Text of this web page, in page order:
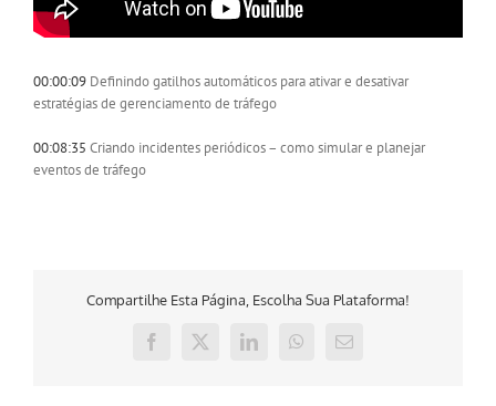
00:00:09 Definindo gatilhos automáticos para ativar e desativar
estratégias de gerenciamento de tráfego
00:08:35 Criando incidentes periódicos – como simular e planejar
eventos de tráfego
Compartilhe Esta Página, Escolha Sua Plataforma!
Facebook
X LinkedInWhatsApp
E-